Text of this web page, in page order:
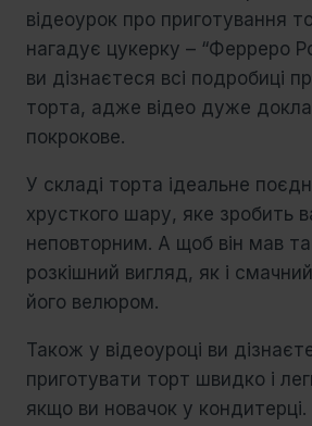
відеоурок про приготування
нагадує цукерку – “Ферреро
ви дізнаєтеся всі подробиці
торта, адже відео дуже
покрокове.
У складі торта ідеальне
хрусткого шару, яке зробить
неповторним. А щоб він мав
розкішний вигляд, як і
його велюром.
Також у відеоуроці ви
приготувати торт швидко і
якщо ви новачок у